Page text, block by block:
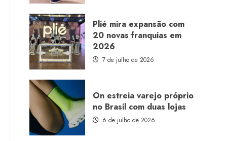
Plié mira expansão com
20 novas franquias em
2026
7 de julho de 2026
On estreia varejo próprio
no Brasil com duas lojas
6 de julho de 2026